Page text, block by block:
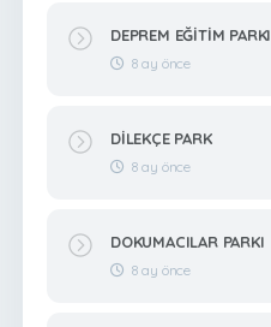
DEPREM EĞİTİM PARKI
8 ay önce
DİLEKÇE PARK
8 ay önce
DOKUMACILAR PARKI
8 ay önce